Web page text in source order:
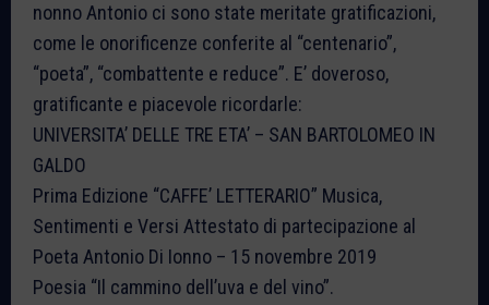
nonno Antonio ci sono state meritate gratificazioni,
come le onorificenze conferite al “centenario”,
“poeta”, “combattente e reduce”. E’ doveroso,
gratificante e piacevole ricordarle:
UNIVERSITA’ DELLE TRE ETA’ – SAN BARTOLOMEO IN
GALDO
Prima Edizione “CAFFE’ LETTERARIO” Musica,
Sentimenti e Versi Attestato di partecipazione al
Poeta Antonio Di Ionno – 15 novembre 2019
Poesia “Il cammino dell’uva e del vino”.